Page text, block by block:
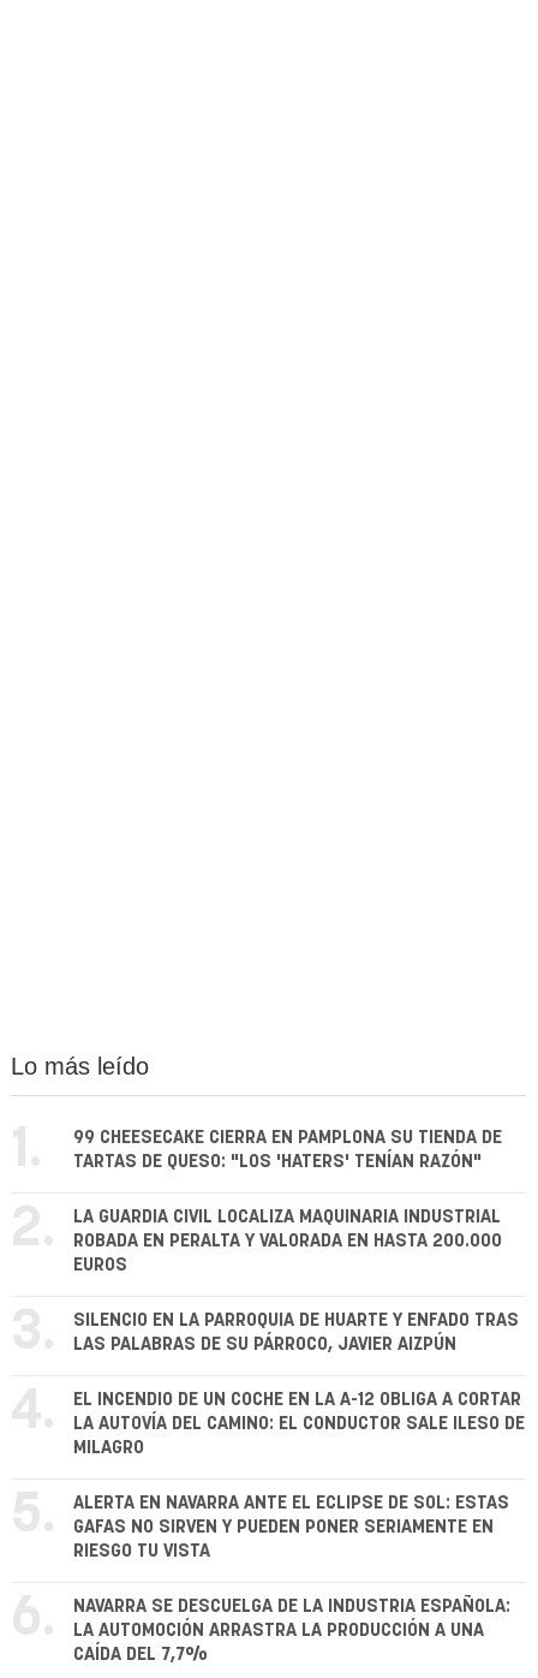
Lo más leído
1.
99 CHEESECAKE CIERRA EN PAMPLONA SU TIENDA DE
TARTAS DE QUESO: "LOS 'HATERS' TENÍAN RAZÓN"
2.
LA GUARDIA CIVIL LOCALIZA MAQUINARIA INDUSTRIAL
ROBADA EN PERALTA Y VALORADA EN HASTA 200.000
EUROS
3.
SILENCIO EN LA PARROQUIA DE HUARTE Y ENFADO TRAS
LAS PALABRAS DE SU PÁRROCO, JAVIER AIZPÚN
4.
EL INCENDIO DE UN COCHE EN LA A-12 OBLIGA A CORTAR
LA AUTOVÍA DEL CAMINO: EL CONDUCTOR SALE ILESO DE
MILAGRO
5.
ALERTA EN NAVARRA ANTE EL ECLIPSE DE SOL: ESTAS
GAFAS NO SIRVEN Y PUEDEN PONER SERIAMENTE EN
RIESGO TU VISTA
6.
NAVARRA SE DESCUELGA DE LA INDUSTRIA ESPAÑOLA:
LA AUTOMOCIÓN ARRASTRA LA PRODUCCIÓN A UNA
CAÍDA DEL 7,7%